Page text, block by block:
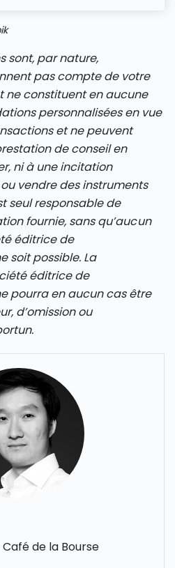
sont, par nature,
pas compte de votre
ne constituent en aucune
personnalisées en vue
et ne peuvent
de conseil en
ni à une incitation
vendre des instruments
seul responsable de
fournie, sans qu’aucun
éditrice de
soit possible. La
éditrice de
pourra en aucun cas être
d’omission ou
de la Bourse